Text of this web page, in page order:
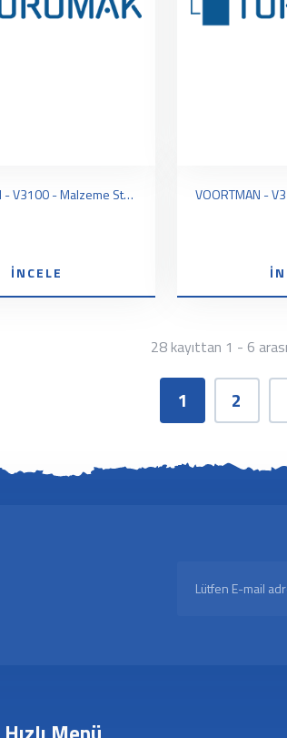
VOORTMAN - V3100 - Malzeme Stoklama
İNCELE
28 kayıttan 1 - 6
1 2